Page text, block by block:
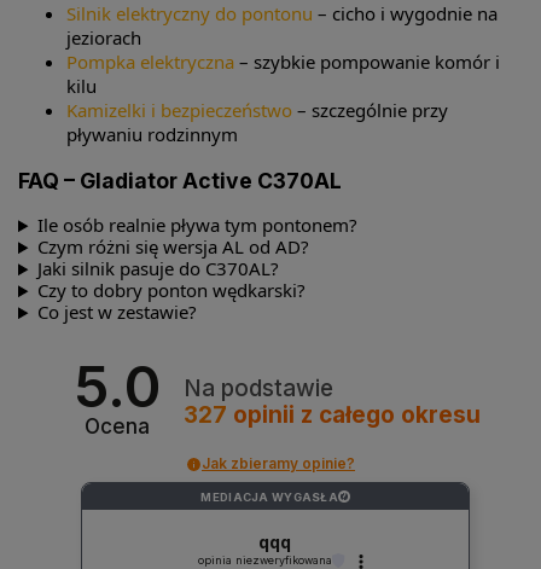
Silnik elektryczny do pontonu – cicho i wygodnie na
jeziorach
Pompka elektryczna – szybkie pompowanie komór i
kilu
Kamizelki i bezpieczeństwo – szczególnie przy
pływaniu rodzinnym
FAQ – Gladiator Active C370AL
Ile osób realnie pływa tym pontonem?
Czym różni się wersja AL od AD?
Jaki silnik pasuje do C370AL?
Czy to dobry ponton wędkarski?
Co jest w zestawie?
5.0
Ocena
Na podstawie
327 opinii z całego okresu
Jak zbieramy opinie?
MEDIACJA WYGASŁA ?
qqq
opinia niezweryfikowana